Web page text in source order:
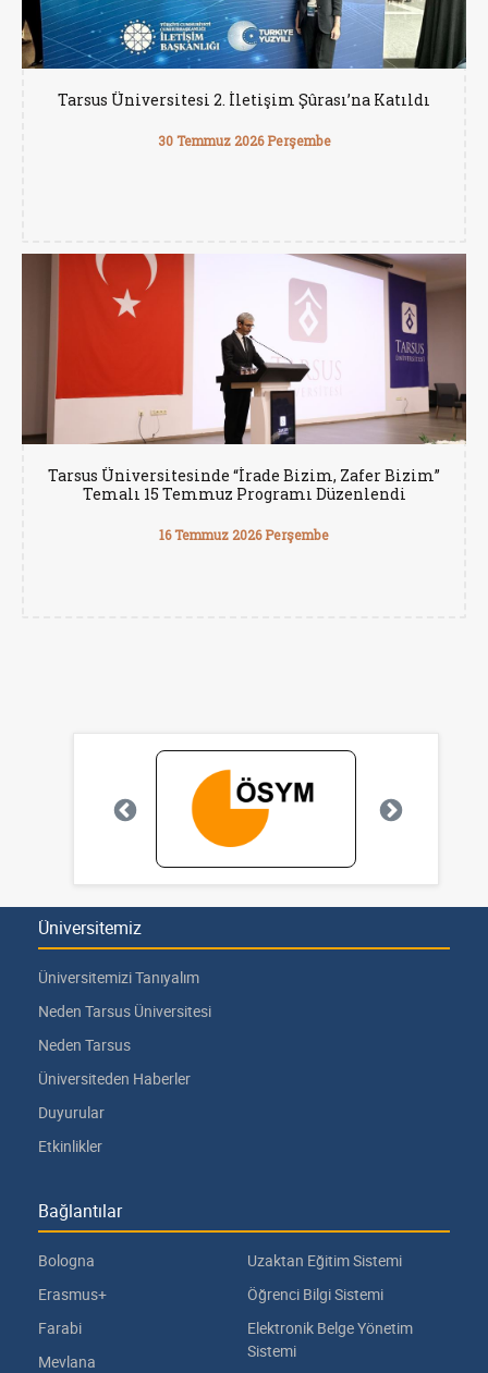
Tarsus Üniversitesi 2. İletişim Şûrası’na Katıldı
30 Temmuz 2026 Perşembe
Tarsus Üniversitesinde “İrade Bizim, Zafer Bizim”
Temalı 15 Temmuz Programı Düzenlendi
16 Temmuz 2026 Perşembe
Üniversitemiz
Üniversitemizi Tanıyalım
Neden Tarsus Üniversitesi
Neden Tarsus
Üniversiteden Haberler
Duyurular
Etkinlikler
Bağlantılar
Bologna
Erasmus+
Farabi
Mevlana
Uzaktan Eğitim Sistemi
Öğrenci Bilgi Sistemi
Elektronik Belge Yönetim
Sistemi